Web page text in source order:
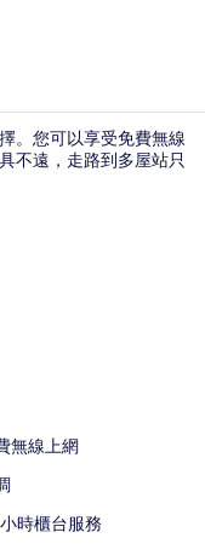
。您可以享受免費無線
不遠，走路到多屋站只
無線上網
時櫃台服務